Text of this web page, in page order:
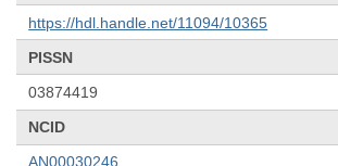
https://hdl.handle.net/11094/10365
PISSN
03874419
NCID
AN00030246